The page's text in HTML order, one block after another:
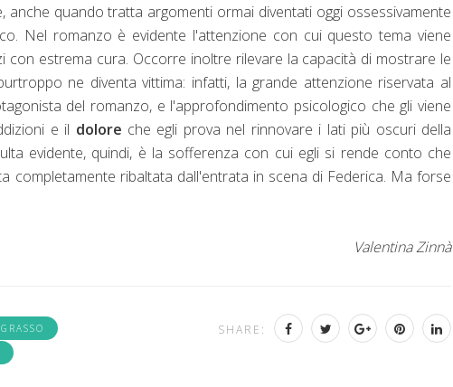
quando tratta argomenti ormai diventati oggi ossessivamente
Nel romanzo è evidente l'attenzione con cui questo tema viene
con estrema cura. Occorre inoltre rilevare la capacità di mostrare le
ne diventa vittima: infatti, la grande attenzione riservata al
del romanzo, e l'approfondimento psicologico che gli viene
e il dolore che egli prova nel rinnovare i lati più oscuri della
evidente, quindi, è la sofferenza con cui egli si rende conto che
completamente ribaltata dall'entrata in scena di Federica. Ma forse
Valentina Zinnà
SHARE: